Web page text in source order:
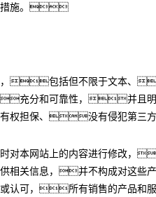
措施。
息，包括但不限于文
分和可靠性，并且明
权担保、没有侵犯第
时对本网站上的内容进行修
供相关信息，并不构成对
可，所有销售的产品和